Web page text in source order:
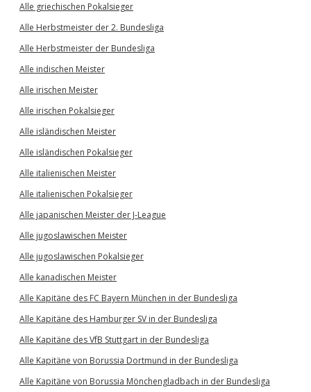
Alle griechischen Pokalsieger
Alle Herbstmeister der 2. Bundesliga
Alle Herbstmeister der Bundesliga
Alle indischen Meister
Alle irischen Meister
Alle irischen Pokalsieger
Alle isländischen Meister
Alle isländischen Pokalsieger
Alle italienischen Meister
Alle italienischen Pokalsieger
Alle japanischen Meister der J-League
Alle jugoslawischen Meister
Alle jugoslawischen Pokalsieger
Alle kanadischen Meister
Alle Kapitäne des FC Bayern München in der Bundesliga
Alle Kapitäne des Hamburger SV in der Bundesliga
Alle Kapitäne des VfB Stuttgart in der Bundesliga
Alle Kapitäne von Borussia Dortmund in der Bundesliga
Alle Kapitäne von Borussia Mönchengladbach in der Bundesliga